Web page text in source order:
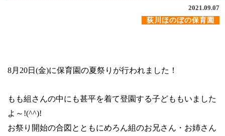
2021.09.07
荻川ほのぼの保育園
8月 20日(金)に保育園の夏祭りが行われました！
もも組さんの中にも甚平を着て登園する子どももいました
よ～ !(^^)!
お祭り開始の合図とともにめろん組のお兄さん・お姉さん